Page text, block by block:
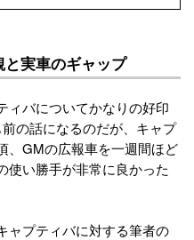
実車のギャップ
バについてかなりの好印
の話になるのだが、キャプ
、GMの広報車を一週間ほど
使い勝手が非常に良かった
ャプティバに対する筆者の